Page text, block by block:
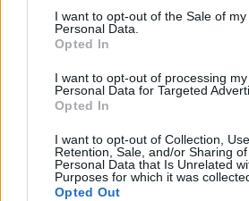
consent section.
I want to opt-out of the Sale of my
Personal Data.
Opted In
I want to opt-out of processing my
Personal Data for Targeted
Opted In
I want to opt-out of Collection, Use,
Retention, Sale, and/or Sharing
Personal Data that Is Unrelated
Purposes for which it was
Opted Out
τυρί) & σαλάτα λάχανο-
φέτα ψωμί ζέας
7η ΗΜΕΡΑ
ΠΡΩΙΝΟ: 1 ποτήρι γάλα & 2
αλέσεως & μέλι, Καφές
ΕΝΔΙΑΜΕΣΑ: 6-8 ανάλατα
αχλάδι & 1 φλ. ρόφημα